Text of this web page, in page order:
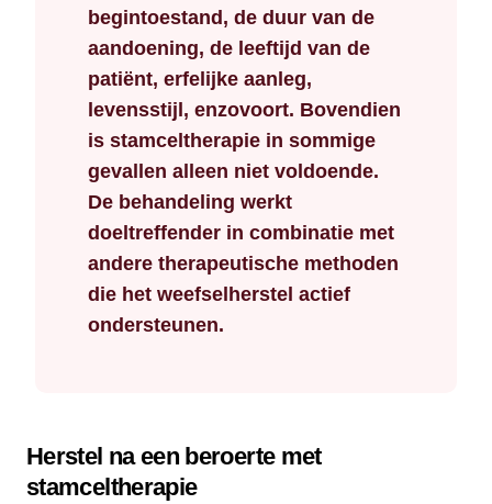
begintoestand, de duur van de
aandoening, de leeftijd van de
patiënt, erfelijke aanleg,
levensstijl, enzovoort. Bovendien
is stamceltherapie in sommige
gevallen alleen niet voldoende.
De behandeling werkt
doeltreffender in combinatie met
andere therapeutische methoden
die het weefselherstel actief
ondersteunen.
Herstel na een beroerte met
stamceltherapie